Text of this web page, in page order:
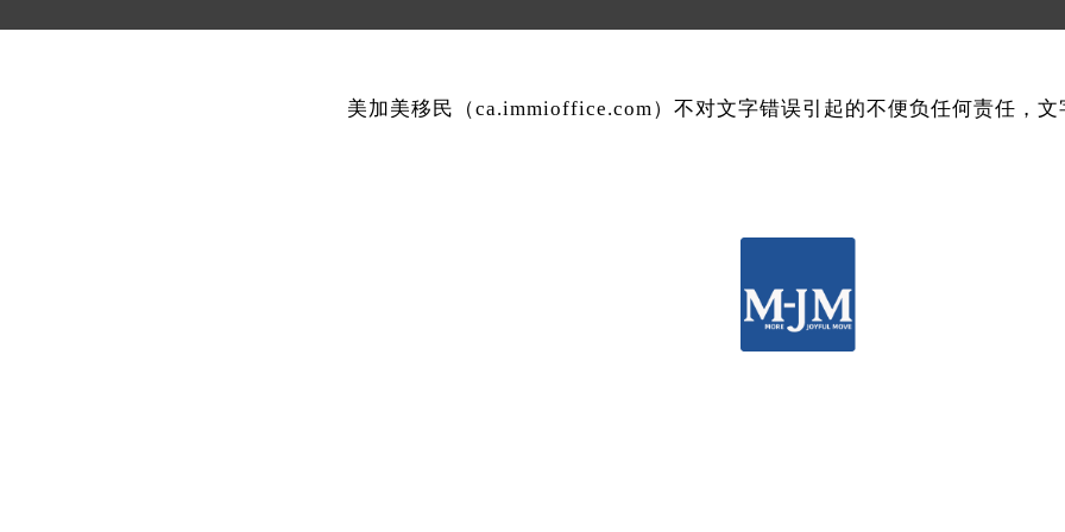
美加美移民（ca.immioffice.com）不对文字错误引起的不便负任何责任，文